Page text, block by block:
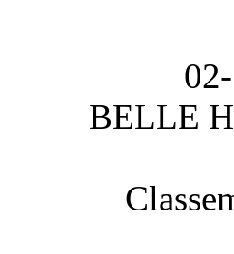
BELLE